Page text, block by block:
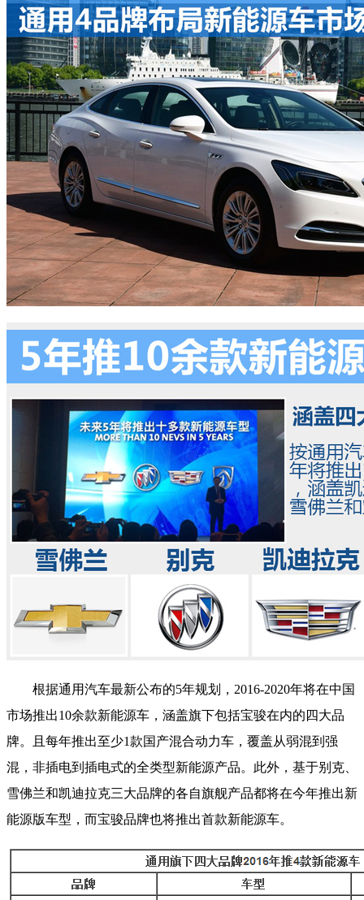
根据通用汽车最新公布的5年规划，2016-2020年将在中国
市场推出10余款新能源车，涵盖旗下包括宝骏在内的四大品
牌。且每年推出至少1款国产混合动力车，覆盖从弱混到强
混，非插电到插电式的全类型新能源产品。此外，基于别克、
雪佛兰和凯迪拉克三大品牌的各自旗舰产品都将在今年推出新
能源版车型，而宝骏品牌也将推出首款新能源车。